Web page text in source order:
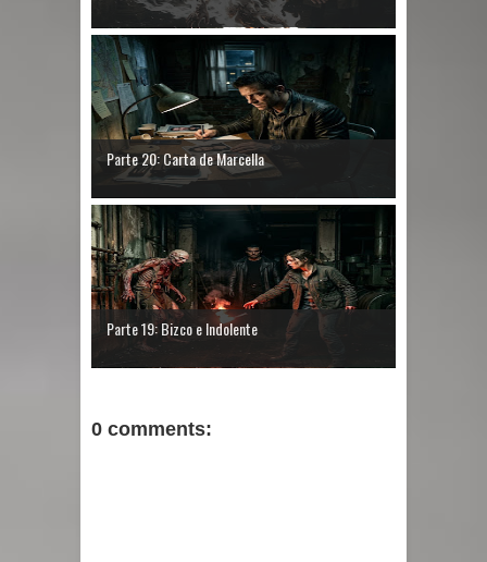
Parte 20: Carta de Marcella
Parte 19: Bizco e Indolente
0 comments: